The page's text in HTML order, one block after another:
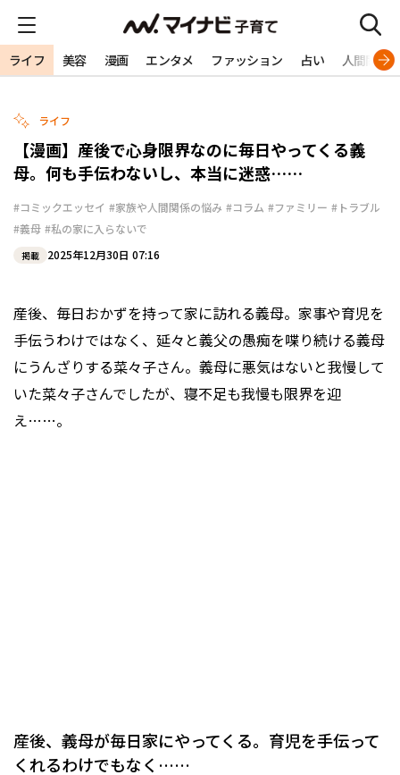
ライフ 美容 漫画 エンタメ ファッション 占い 人間関係
ライフ
【漫画】産後で心身限界なのに毎日やってくる義
母。何も手伝わないし、本当に迷惑……
#コミックエッセイ #家族や人間関係の悩み #コラム #ファミリー #トラブル
#義母 #私の家に入らないで
掲載 2025年12月30日 07:16
産後、毎日おかずを持って家に訪れる義母。家事や育児を
手伝うわけではなく、延々と義父の愚痴を喋り続ける義母
にうんざりする菜々子さん。義母に悪気はないと我慢して
いた菜々子さんでしたが、寝不足も我慢も限界を迎
え……。
産後、義母が毎日家にやってくる。育児を手伝って
くれるわけでもなく……